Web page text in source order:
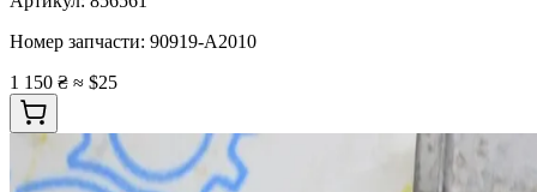
Номер запчасти: 90919-A2010
1 150 ₴ ≈ $25